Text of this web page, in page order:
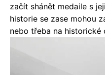
začít shánět medaile s
historie se zase mohou
nebo třeba na historické